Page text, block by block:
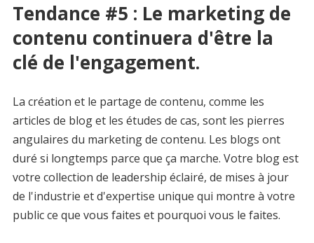
Tendance #5 : Le marketing de
contenu continuera d'être la
clé de l'engagement.
La création et le partage de contenu, comme les
articles de blog et les études de cas, sont les pierres
angulaires du marketing de contenu. Les blogs ont
duré si longtemps parce que ça marche. Votre blog est
votre collection de leadership éclairé, de mises à jour
de l'industrie et d'expertise unique qui montre à votre
public ce que vous faites et pourquoi vous le faites.